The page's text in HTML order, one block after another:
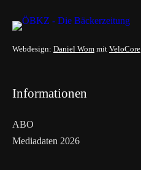
Webdesign: Daniel Wom mit VeloCore
Informationen
ABO
Mediadaten 2026